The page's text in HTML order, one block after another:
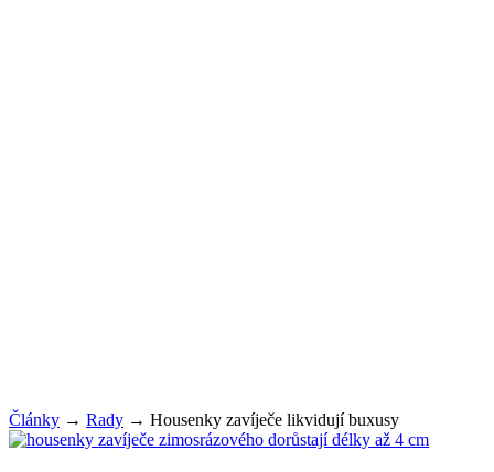
Články → Rady → Housenky zavíječe likvidují buxusy